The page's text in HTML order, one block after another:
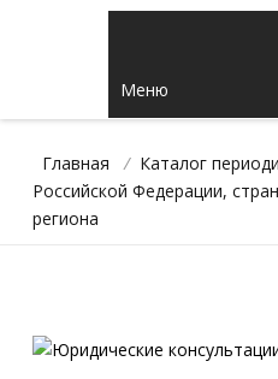
Меню
Главная / Каталог
Российской Федерации,
региона